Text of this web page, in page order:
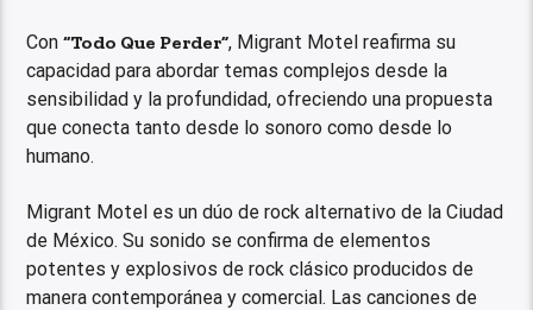
Con“Todo Que Perder”, Migrant Motel reafirma su
capacidad para abordar temas complejos desde la
sensibilidad y la profundidad, ofreciendo una propuesta
que conecta tanto desde lo sonoro como desde lo
humano.
Migrant Motel es un dúo de rock alternativo de la Ciudad
de México. Su sonido se confirma de elementos
potentes y explosivos de rock clásico producidos de
manera contemporánea y comercial. Las canciones de